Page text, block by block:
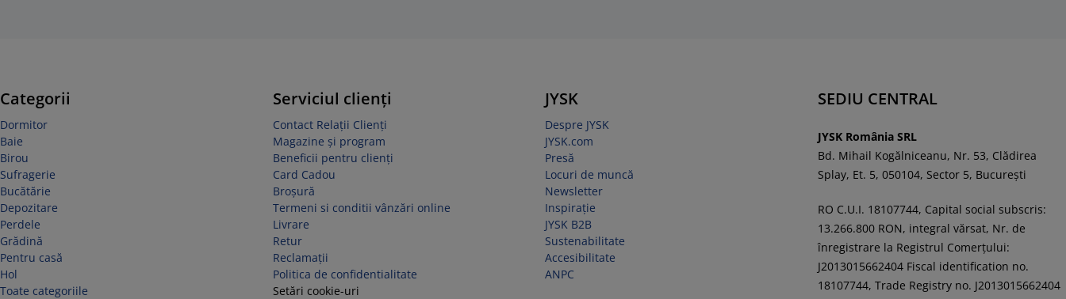
Categorii
Dormitor
Baie
Birou
Sufragerie
Bucătărie
Depozitare
Perdele
Grădină
Pentru casă
Hol
Toate categoriile
Serviciul clienți
Contact Relații Clienți
Magazine și program
Beneficii pentru clienți
Card Cadou
Broșură
Termeni si conditii vânzări online
Livrare
Retur
Reclamaţii
Politica de confidentialitate
Setări cookie-uri
JYSK
Despre JYSK
JYSK.com
Presă
Locuri de muncă
Newsletter
Inspirație
JYSK B2B
Sustenabilitate
Accesibilitate
ANPC
SEDIU CENTRAL
JYSK România SRL
Bd. Mihail Kogălniceanu, Nr. 53, Clădirea
Splay, Et. 5, 050104, Sector 5, București
RO C.U.I. 18107744, Capital social subscris:
13.266.800 RON, integral vărsat, Nr. de
înregistrare la Registrul Comerţului:
J2013015662404 Fiscal identification no.
18107744, Trade Registry no. J2013015662404